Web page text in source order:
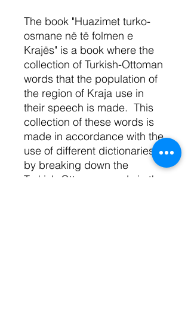
The book "Huazimet turko-
osmane në të folmen e
Krajës" is a book where the
collection of Turkish-Ottoman
words that the population of
the region of Kraja use in
their speech is made. This
collection of these words is
made in accordance with the
use of different dictionaries
by breaking down the
Turkish-Ottoman words in the